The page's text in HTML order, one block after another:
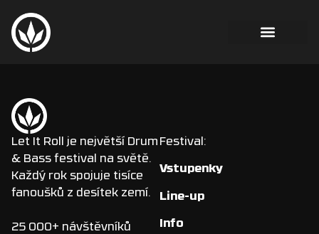
Let It Roll je největší Drum
& Bass festival na světě.
Každý rok spojuje tisíce
fanoušků z desítek zemí.
25 000+ návštěvníků
Festival:
Vstupenky
Line-up
Info